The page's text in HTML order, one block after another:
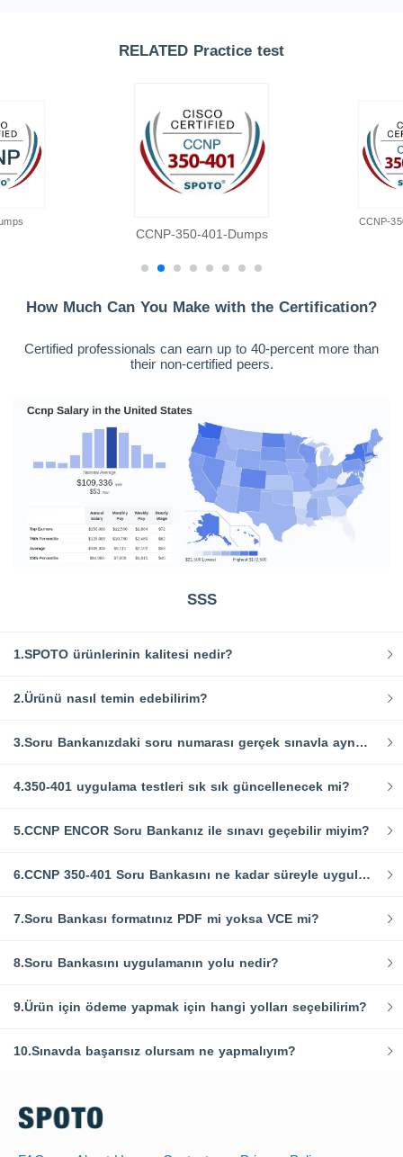
RELATED Practice test
CCNP-350-401-Dumps
CCNP-
How Much Can You Make with the Certification?
Certified professionals can earn up to 40-percent more than
their non-certified peers.
SSS
1.SPOTO ürünlerinin kalitesi nedir?
2.Ürünü nasıl temin edebilirim?
3.Soru Bankanızdaki soru numarası gerçek sınavla aynı mı?
4.350-401 uygulama testleri sık sık güncellenecek mi?
5.CCNP ENCOR Soru Bankanız ile sınavı geçebilir miyim?
6.CCNP 350-401 Soru Bankasını ne kadar süreyle uygulayabilirim?
7.Soru Bankası formatınız PDF mi yoksa VCE mi?
8.Soru Bankasını uygulamanın yolu nedir?
9.Ürün için ödeme yapmak için hangi yolları seçebilirim?
10.Sınavda başarısız olursam ne yapmalıyım?